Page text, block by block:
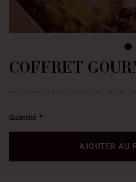
COFFRET
Quantité
AJOUTER AU